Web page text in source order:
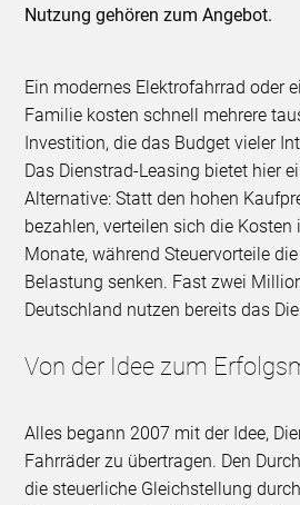
Nutzung gehören zum Angebot.
Ein modernes Elektrofahrrad oder
Familie kosten schnell mehrere
Investition, die das Budget vieler
Das Dienstrad-Leasing bietet hier
Alternative: Statt den hohen
bezahlen, verteilen sich die Kosten
Monate, während Steuervorteile
Belastung senken. Fast zwei
Deutschland nutzen bereits das
Von der Idee zum
Alles begann 2007 mit der Idee,
Fahrräder zu übertragen. Den
die steuerliche Gleichstellung